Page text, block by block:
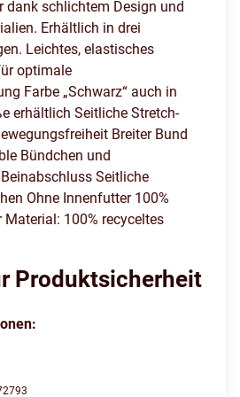
dank schlichtem Design und
Erhältlich in drei
Leichtes, elastisches
optimale
Farbe „Schwarz“ auch in
erhältlich Seitliche Stretch-
Breiter Bund
Bündchen und
Seitliche
Ohne Innenfutter 100%
Material: 100% recyceltes
Produktsicherheit